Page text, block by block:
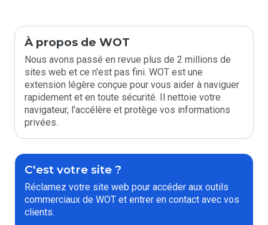
À propos de WOT
Nous avons passé en revue plus de 2 millions de
sites web et ce n'est pas fini. WOT est une
extension légère conçue pour vous aider à naviguer
rapidement et en toute sécurité. Il nettoie votre
navigateur, l'accélère et protège vos informations
privées.
C'est votre site ?
Réclamez votre site web pour accéder aux outils
commerciaux de WOT et entrer en contact avec vos
clients.